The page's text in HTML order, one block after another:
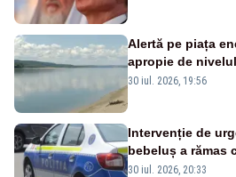
Alertă pe piața
apropie de
la Cernavodă ar
30 iul. 2026, 19:56
Intervenție de
bebeluș a rămas
din cauza unei
30 iul. 2026, 20:33